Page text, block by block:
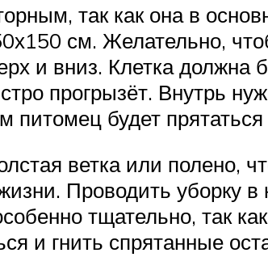
так как она в
см. Желательно,
и вниз. Клетка должна
прогрызёт. Внутрь
питомец будет прятаться
ветка или полено,
Проводить уборку
тщательно, так
и гнить спрятанные